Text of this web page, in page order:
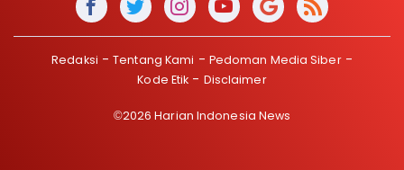
Redaksi Tentang Kami
Pedoman Media Siber
Kode Etik
Disclaimer
©2026 Harian Indonesia News